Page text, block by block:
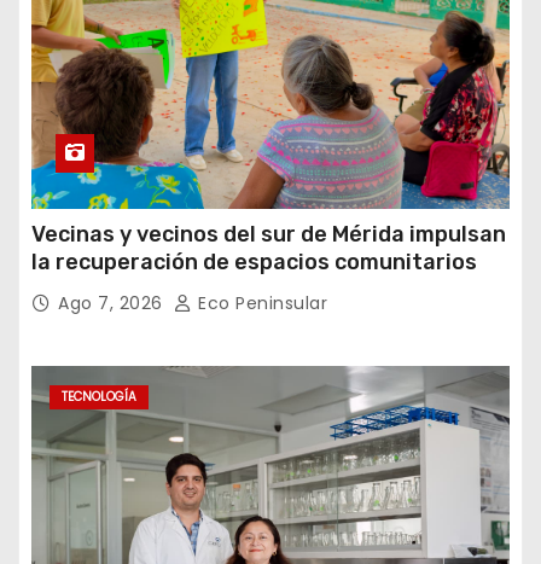
Vecinas y vecinos del sur de Mérida impulsan
la recuperación de espacios comunitarios
Ago 7, 2026 Eco Peninsular
TECNOLOGÍA